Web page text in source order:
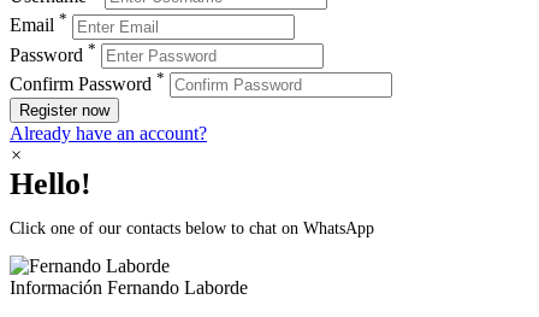
Email *
Password *
Confirm Password *
Register now
Already have an account?
×
Hello!
Click one of our contacts below to chat on WhatsApp
Información Fernando Laborde